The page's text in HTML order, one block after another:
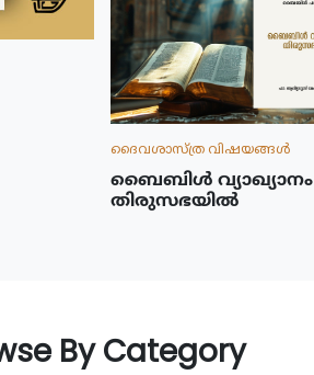
ദൈവശാസ്ത്ര വിഷയങ്ങള്‍
ബൈബിൾ വ്യാഖ്യാനം
തിരുസഭയിൽ
By Category